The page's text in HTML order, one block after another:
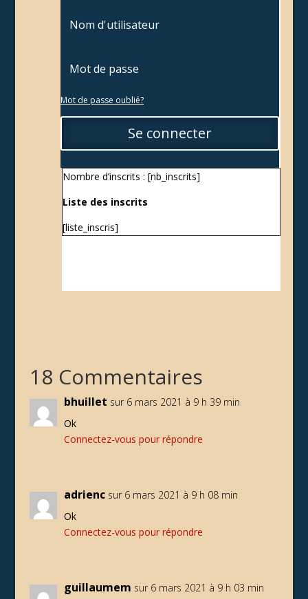
Mot de passe oublié?
Se connecter
Nombre d’inscrits : [nb_inscrits]
Liste des inscrits
[liste_inscris]
18 Commentaires
bhuillet sur 6 mars 2021 à 9 h 39 min
Ok
Connectez-vous pour répondre
adrienc sur 6 mars 2021 à 9 h 08 min
Ok
Connectez-vous pour répondre
guillaumem sur 6 mars 2021 à 9 h 03 min